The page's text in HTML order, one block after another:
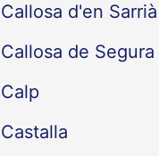
d'en Sarrià
de Segura